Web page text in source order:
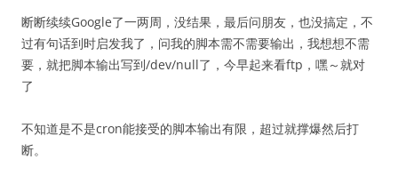
断断续续Google了一两周，没结果，最后问朋友，也没搞定，不
过有句话到时启发我了，问我的脚本需不需要输出，我想想不需
要，就把脚本输出写到/dev/null了，今早起来看ftp，嘿～就对
了
不知道是不是cron能接受的脚本输出有限，超过就撑爆然后打
断。